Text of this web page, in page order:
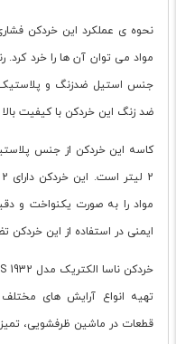
نحوه ی عملکرد این خردکن
مواد می توان آن ها را خرد
ضد زنگ این خردکن با کیفیت
مواد را به صورت یکنواخت و
ایمنی در استفاده از این
تهیه انواع آرایش های
قطعات در ماشین ظرفشویی،